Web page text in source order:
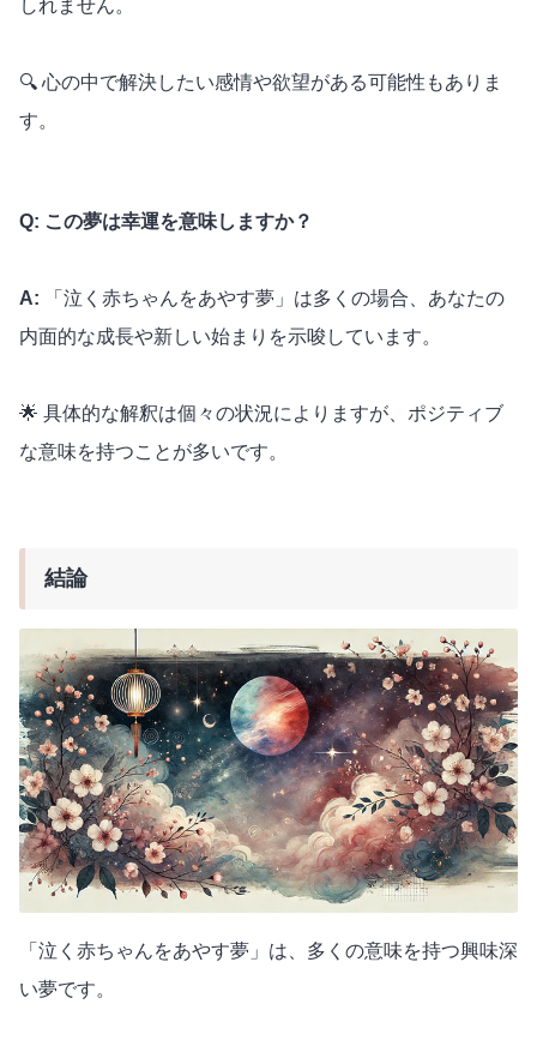
しれません。
🔍 心の中で解決したい感情や欲望がある可能性もありま
す。
Q: この夢は幸運を意味しますか？
A:
「泣く赤ちゃんをあやす夢」は多くの場合、あなたの
内面的な成長や新しい始まりを示唆しています。
🌟 具体的な解釈は個々の状況によりますが、ポジティブ
な意味を持つことが多いです。
結論
「泣く赤ちゃんをあやす夢」は、多くの意味を持つ興味深
い夢です。